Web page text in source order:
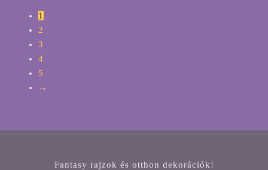
1
2
3
4
5
→
Fantasy rajzok és otthon dekorációk!